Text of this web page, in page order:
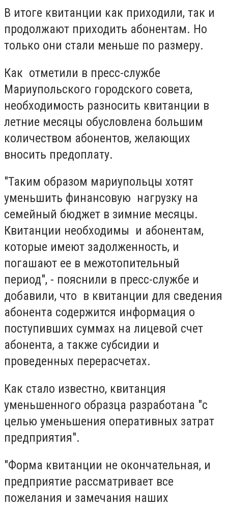
В итоге квитанции как приходили, так и
продолжают приходить абонентам. Но
только они стали меньше по размеру.
Как отметили в пресс-службе
Мариупольского городского совета,
необходимость разносить квитанции в
летние месяцы обусловлена большим
количеством абонентов, желающих
вносить предоплату.
"Таким образом мариупольцы хотят
уменьшить финансовую нагрузку на
семейный бюджет в зимние месяцы.
Квитанции необходимы и абонентам,
которые имеют задолженность, и
погашают ее в межотопительный
период", - пояснили в пресс-службе и
добавили, что в квитанции для сведения
абонента содержится информация о
поступивших суммах на лицевой счет
абонента, а также субсидии и
проведенных перерасчетах.
Как стало известно, квитанция
уменьшенного образца разработана "с
целью уменьшения оперативных затрат
предприятия".
"Форма квитанции не окончательная, и
предприятие рассматривает все
пожелания и замечания наших